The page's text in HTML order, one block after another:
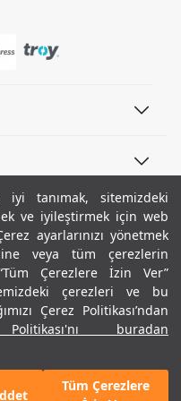
tanımak, sitemizdeki
ve iyileştirmek için web
ayarlarınızı yönetmek
veya tüm çerezlerin
Çerezlere İzin Ver”
çerezleri ve bu
Çerez Politikası’ndan
buradan
Tüm Çerezlere